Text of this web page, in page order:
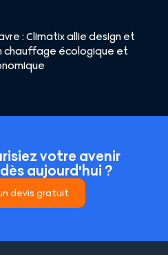
: Climatix allie design et
chauffage écologique et
votre avenir
aujourd'hui ?
devis gratuit